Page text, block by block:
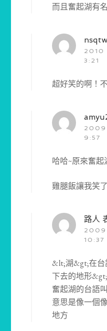
而且奮起湖有
2010
3:21
超好笑的啊！
2009
9:57
哈哈~原來奮起
雞腿飯讓我笑
路人
2009
10:37
&lt;湖&gt;在台
下去的地形
奮起湖的台語
意思是像一個
地方